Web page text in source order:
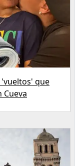
'vueltos' que
Cueva